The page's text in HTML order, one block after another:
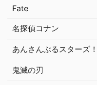
Fate
名探偵コナン
あんさんぶるスターズ！
鬼滅の刃